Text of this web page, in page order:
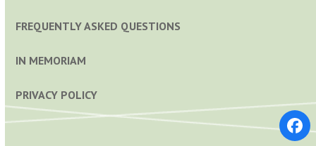
FREQUENTLY ASKED QUESTIONS
IN MEMORIAM
PRIVACY POLICY